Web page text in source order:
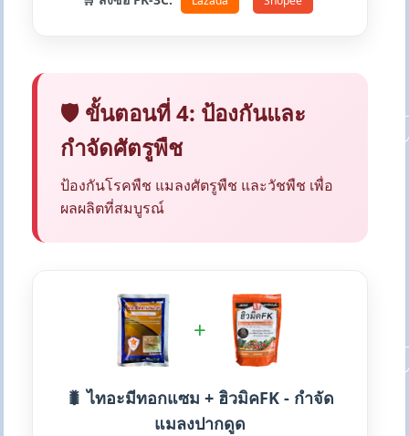
🛡️ ขั้นตอนที่ 4: ป้องกันและ
กำจัดศัตรูพืช
ป้องกันโรคพืช แมลงศัตรูพืช และวัชพืช เพื่อ
ผลผลิตที่สมบูรณ์
+
🐛 ไทอะมีทอกแซม + ฮิวมิคFK - กำจัด
แมลงปากดูด